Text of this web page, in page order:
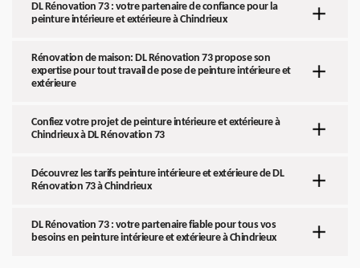
DL Rénovation 73 : votre partenaire de confiance pour la
peinture intérieure et extérieure à Chindrieux
Rénovation de maison: DL Rénovation 73 propose son
expertise pour tout travail de pose de peinture intérieure et
extérieure
Confiez votre projet de peinture intérieure et extérieure à
Chindrieux à DL Rénovation 73
Découvrez les tarifs peinture intérieure et extérieure de DL
Rénovation 73 à Chindrieux
DL Rénovation 73 : votre partenaire fiable pour tous vos
besoins en peinture intérieure et extérieure à Chindrieux